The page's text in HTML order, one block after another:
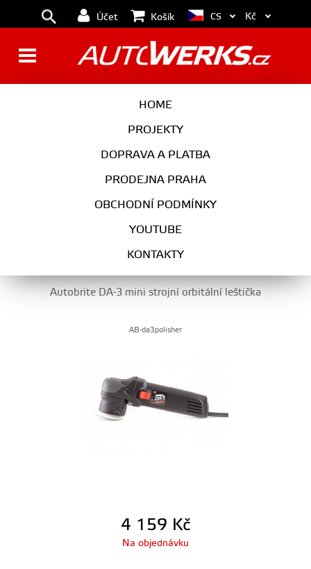
Účet Košík
HOME
PROJEKTY
DOPRAVA A PLATBA
PRODEJNA PRAHA
OBCHODNÍ PODMÍNKY
YOUTUBE
KONTAKTY
CS Kč
LEŠTĚNKY, STROJNÍ LEŠTIČKY
A PŘÍSLUŠENSTVÍ
AUTOKOSMETIKA
LEŠTĚNKY, STROJNÍ LEŠTIČKY A PŘÍSLUŠENSTVÍ
Autobrite DA-3 mini strojní orbitální leštička
AB-da3polisher
4 159 Kč
Na objednávku